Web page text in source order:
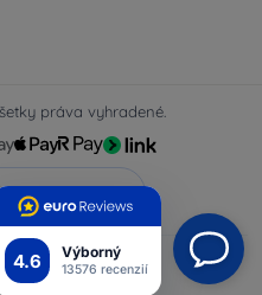
4.6 Výborný
13576 recenzií
práva vyhradené.
Top4Mobile.sk
byEurion